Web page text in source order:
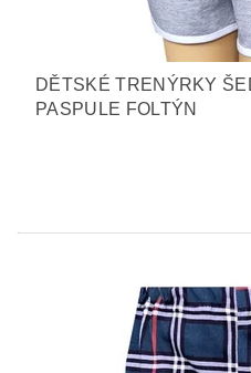
DĚTSKÉ TRENÝRKY
PASPULE FOLTÝN